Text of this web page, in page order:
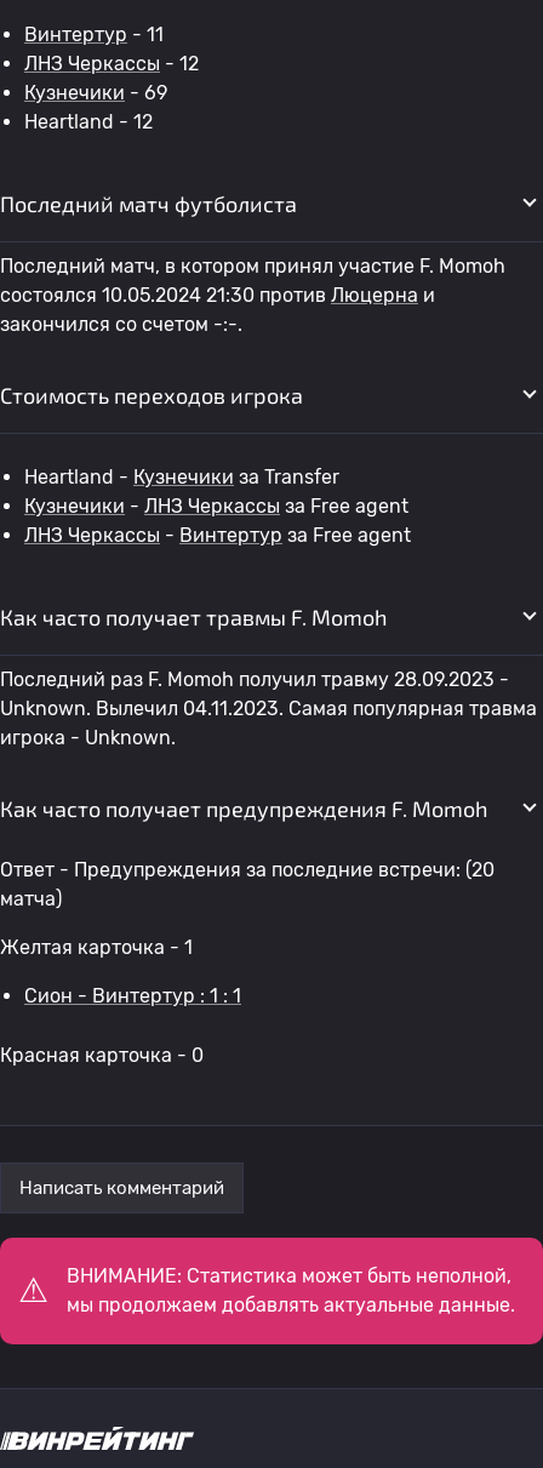
Винтертур - 11
ЛНЗ Черкассы - 12
Кузнечики - 69
Heartland - 12
Последний матч футболиста
Последний матч, в котором принял участие F. Momoh
состоялся 10.05.2024 21:30 против Люцерна и
закончился со счетом -:-.
Стоимость переходов игрока
Heartland - Кузнечики за Transfer
Кузнечики - ЛНЗ Черкассы за Free agent
ЛНЗ Черкассы - Винтертур за Free agent
Как часто получает травмы F. Momoh
Последний раз F. Momoh получил травму 28.09.2023 -
Unknown. Вылечил 04.11.2023. Самая популярная травма
игрока - Unknown.
Как часто получает предупреждения F. Momoh
Ответ - Предупреждения за последние встречи: (20
матча)
Желтая карточка - 1
Сион - Винтертур : 1 : 1
Красная карточка - 0
Написать комментарий
ВНИМАНИЕ: Статистика может быть неполной,
мы продолжаем добавлять актуальные данные.